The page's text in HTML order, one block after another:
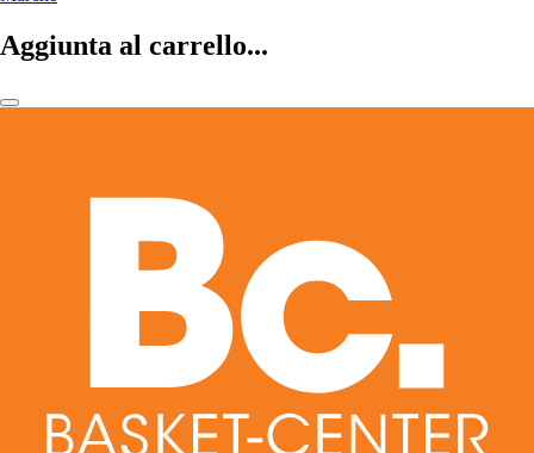
Aggiunta al carrello...